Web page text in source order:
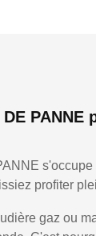
profiter
gaz ou